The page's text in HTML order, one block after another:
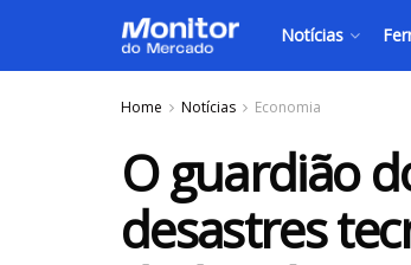
Notícias
Home Notícias Economia
O guardião
desastres